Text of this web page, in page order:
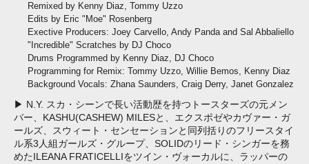
Remixed by Kenny Diaz, Tommy Uzzo
Edits by Eric "Moe" Rosenberg
Exective Producers: Joey Carvello, Andy Panda and Sal Abbaliello
"Incredible" Scratches by DJ Choco
Drums Programmed by Kenny Diaz, DJ Choco
Programming for Remix: Tommy Uzzo, Willie Bemos, Kenny Diaz
Background Vocals: Zhana Saunders, Craig Derry, Janet Gonzalez
▶ N.Y. スカ・シーンで長い活動歴を持つトースターズの元メン
バー、KASHU(CASHEW) MILESと、エクスポゼやカヴァー・ガ
ールズ、スウィート・センセーションと同列括りのフリースタイ
ル系3人組ガールズ・グループ、SOLIDのリード・シンガーを務
めたILEANA FRATICELLIをツイン・ヴォーカルに、ラッパーの